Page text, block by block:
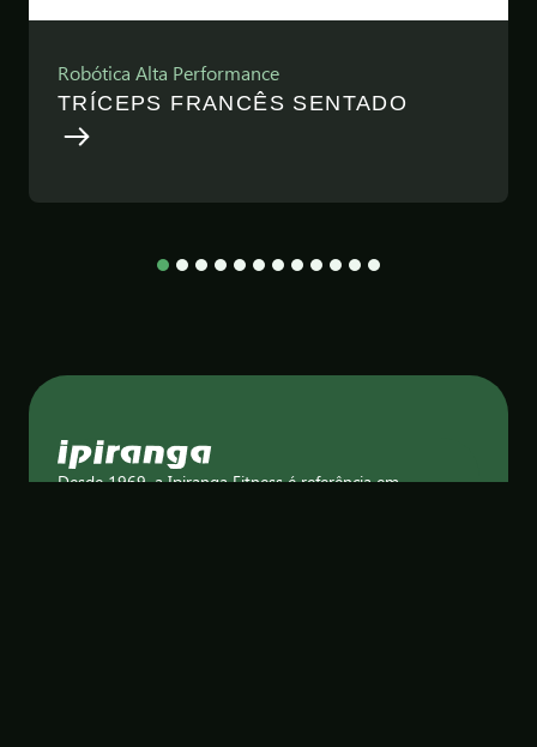
Robótica Alta Performance
TRÍCEPS FRANCÊS SENTADO
4 5 6 7 8 9 10 11 12
Desde 1969, a Ipiranga Fitness é referência em